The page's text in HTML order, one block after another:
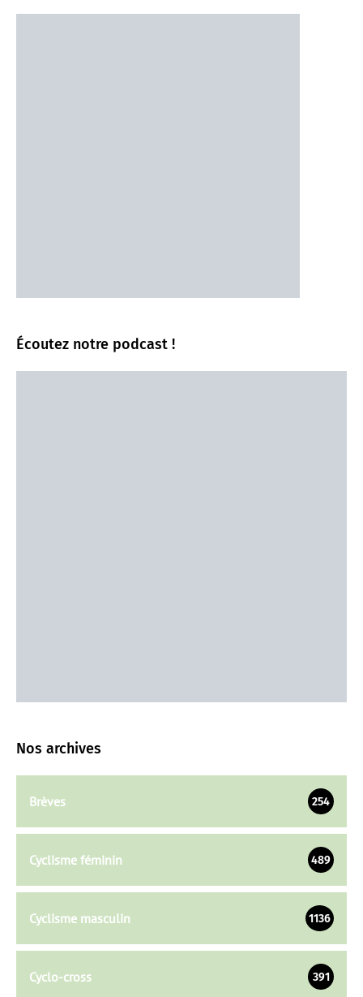
Écoutez notre podcast !
Nos archives
Brèves 254
Cyclisme féminin 489
Cyclisme masculin 1136
Cyclo-cross 391